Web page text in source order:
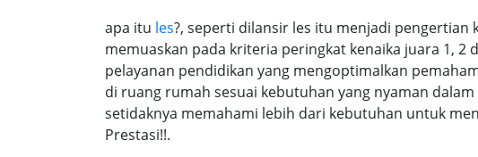
apa itu les?, seperti dilansir les itu menjadi
memuaskan pada kriteria peringkat kenaika juara 1,
pelayanan pendidikan yang mengoptimalkan
di ruang rumah sesuai kebutuhan yang nyaman
setidaknya memahami lebih dari kebutuhan untuk
Prestasi!!.